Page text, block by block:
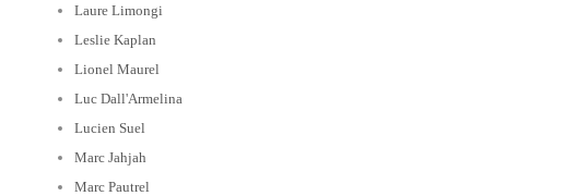
Laure Limongi
Leslie Kaplan
Lionel Maurel
Luc Dall'Armelina
Lucien Suel
Marc Jahjah
Marc Pautrel